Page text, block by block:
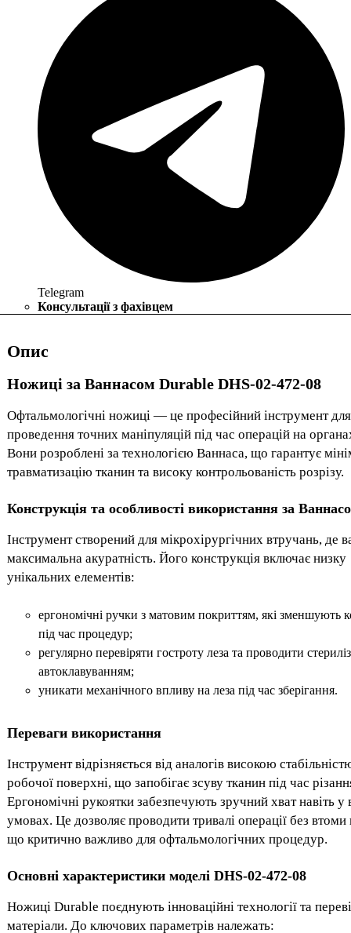
Telegram
Консультації з фахівцем
Опис
Ножиці за Ваннасом Durable DHS-02-472-08
Офтальмологічні ножиці — це професійний інструмент для
проведення точних маніпуляцій під час операцій на
Вони розроблені за технологією Ваннаса, що гарантує
травматизацію тканин та високу контрольованість розрізу.
Конструкція та особливості використання за
Інструмент створений для мікрохірургічних втручань, де
максимальна акуратність. Його конструкція включає низку
унікальних елементів:
ергономічні ручки з матовим покриттям, які зменшують
під час процедур;
регулярно перевіряти гостроту леза та проводити
автоклавуванням;
уникати механічного впливу на леза під час зберігання.
Переваги використання
Інструмент відрізняється від аналогів високою
робочої поверхні, що запобігає зсуву тканин під час
Ергономічні рукоятки забезпечують зручний хват навіть у
умовах. Це дозволяє проводити тривалі операції без втоми
що критично важливо для офтальмологічних процедур.
Основні характеристики моделі DHS-02-472-08
Ножиці Durable поєднують інноваційні технології та
матеріали. До ключових параметрів належать: